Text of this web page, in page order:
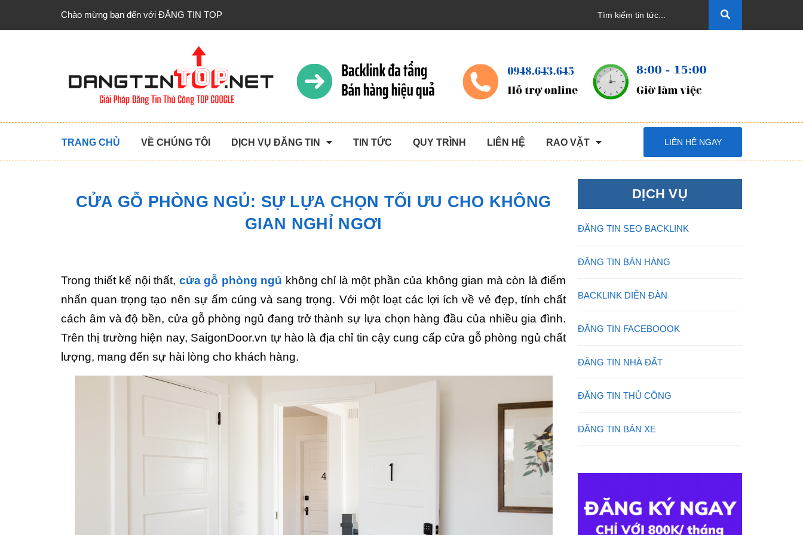
Chào mừng bạn đến với ĐĂNG TIN TOP
TRANG CHỦ VỀ CHÚNG TÔI DỊCH VỤ ĐĂNG TIN TIN TỨC QUY TRÌNH LIÊN HỆ RAO VẶT LIÊN HỆ NGAY
CỬA GỖ PHÒNG NGỦ: SỰ LỰA CHỌN TỐI ƯU CHO KHÔNG
GIAN NGHỈ NGƠI
Trong thiết kế nội thất, cửa gỗ phòng ngủ không chỉ là một phần của không gian mà còn là điểm
nhấn quan trọng tạo nên sự ấm cúng và sang trọng. Với một loạt các lợi ích về vẻ đẹp, tính chất
cách âm và độ bền, cửa gỗ phòng ngủ đang trở thành sự lựa chọn hàng đầu của nhiều gia đình.
Trên thị trường hiện nay, SaigonDoor.vn tự hào là địa chỉ tin cậy cung cấp cửa gỗ phòng ngủ chất
lượng, mang đến sự hài lòng cho khách hàng.
DỊCH VỤ
ĐĂNG TIN SEO BACKLINK
ĐĂNG TIN BÁN HÀNG
BACKLINK DIỄN ĐÀN
ĐĂNG TIN FACEBOOOK
ĐĂNG TIN NHÀ ĐẤT
ĐĂNG TIN THỦ CÔNG
ĐĂNG TIN BÁN XE